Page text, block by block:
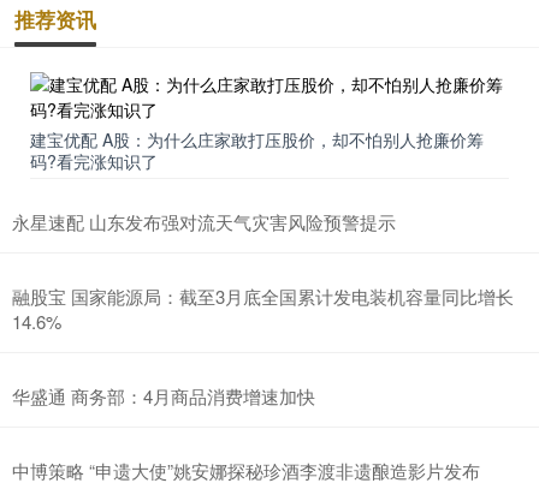
推荐资讯
建宝优配 A股：为什么庄家敢打压股价，却不怕别人抢廉价筹
码?看完涨知识了
永星速配 山东发布强对流天气灾害风险预警提示
融股宝 国家能源局：截至3月底全国累计发电装机容量同比增长
14.6%
华盛通 商务部：4月商品消费增速加快
中博策略 “申遗大使”姚安娜探秘珍酒李渡非遗酿造影片发布